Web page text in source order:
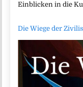
Einblicken in die
Die Wiege der